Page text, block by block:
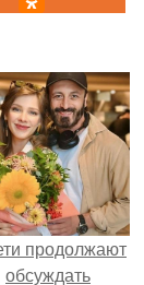
продолжают
обсуждать